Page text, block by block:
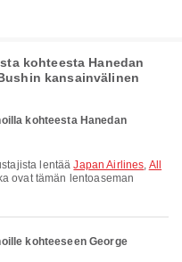
kohteesta Hanedan
kansainvälinen
kohteesta Hanedan
lentääJapan Airlines, All
ovat tämän lentoaseman
kohteeseen George